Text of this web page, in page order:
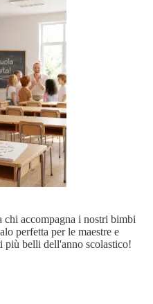
accompagna i nostri bimbi
perfetta per le maestre e
più belli dell'anno scolastico!